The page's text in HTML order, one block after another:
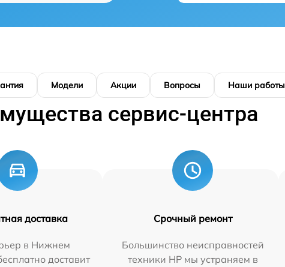
Модели Акции Вопросы Наши работы
сервис-центра
доставка
в Нижнем
доставит
Срочный ремонт
Большинство неисправностей
техники HP мы устраняем в